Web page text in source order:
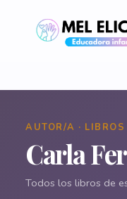
AUTOR/A · LIBROS
Carla
Todos los libros de